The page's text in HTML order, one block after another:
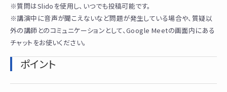
※質問はSlidoを使用し、いつでも投稿可能です。
※講演中に音声が聞こえないなど問題が発生している場合や、質疑以
外の講師とのコミュニケーションとして、Google Meetの画面内にある
チャットをお使いください。
ポイント